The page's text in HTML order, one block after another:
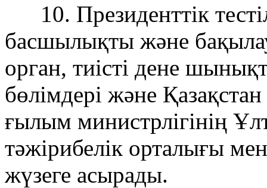
10. Президенттік
басшылықты және
орган, тиісті дене
бөлімдері және
ғылым министрлігінің
тәжірибелік орталығы
жүзеге асырады.